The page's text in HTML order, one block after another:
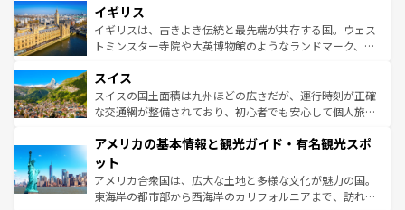
香り高いラベンダー畑など、多彩な楽しみ方が可能だ。さ
らに、パリ以外の地域にも魅力が溢れており、どの街角に
も豊かな歴史と文化が息づいている。パリ以外の個性あふ
を参照してほしい。
顔を持つこの国は、どこを歩いても飽きることがない。ベ
ルリンの文化的活気、バイエルン州のアルプスの絶景、そ
してライン川沿いのワイン畑といった風景は必見。ビール
は、お酒好きな人にはぜひ体験してほしい。 なお、新着の
ドイツ情報はコンテンツ一覧を参照してほしい。
イギリス
イギリスは、古きよき伝統と最先端が共存する国。ウェス
トミンスター寺院や大英博物館のようなランドマーク、歴
リアごとに異なる魅力がある。また、優雅なアフタヌーン
ティー、ビール好きにはたまらない英国パブ、サッカー観
戦など、本場だからこそできる体験も豊富。イギリスを旅
ンツ一覧を参照してほしい。
スイス
スイスの国土面積は九州ほどの広さだが、運行時刻が正確
な交通網が整備されており、初心者でも安心して個人旅行
の建物がそのまま残る町や、スイスならではのユニークな
博物館もあり、アルプス観光だけでなく町歩きも満喫する
ことができる。国民の所得が高いため物価も高いが、旅行
者向けの交通パス提供のサービスもあり、うまく活用すれ
アメリカの基本情報と観光ガイド・有名観光スポ
ット
アメリカ合衆国は、広大な土地と多様な文化が魅力の国。
東海岸の都市部から西海岸のカリフォルニアまで、訪れる